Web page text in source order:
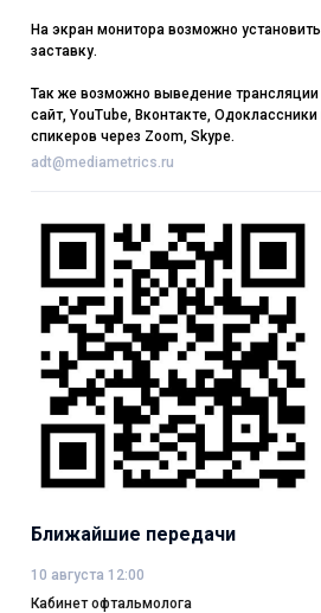
На экран монитора возможно
заставку.
Так же возможно выведение
сайт, YouTube, Вконтакте,
спикеров через Zoom, Skype.
adt@mediametrics.ru
Ближайшие передачи
10 августа 12:00
Кабинет офтальмолога